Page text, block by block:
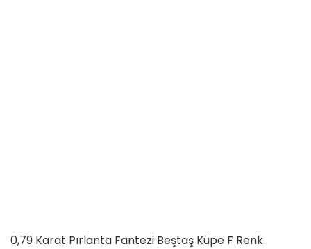
0,79 Karat Pırlanta Fantezi Beştaş Küpe F Renk